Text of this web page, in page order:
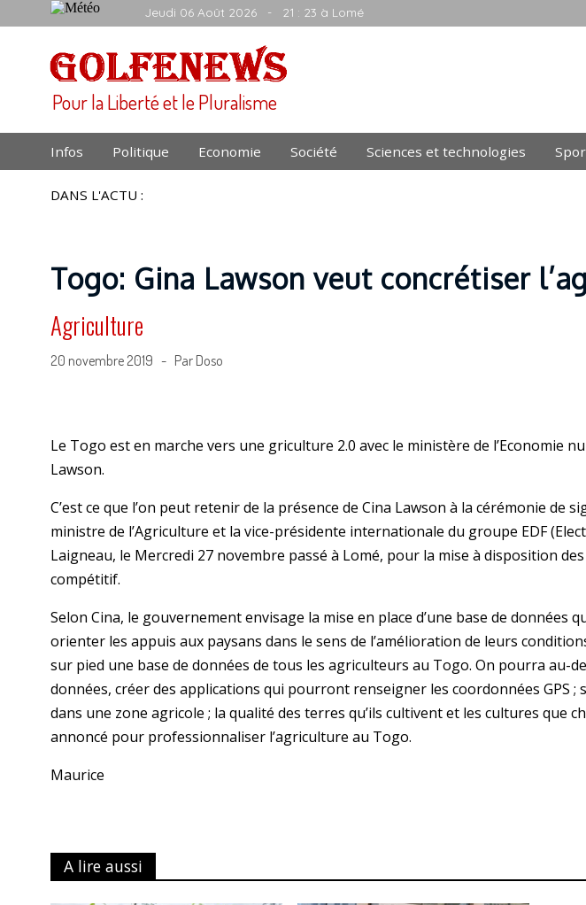
Jeudi 06 Août 2026 - 21 : 23 à Lomé
Pour la Liberté et le Pluralisme
Infos Politique Economie Société Sciences et technologies
DANS L'ACTU :
Togo: Gina Lawson veut concrétiser
Agriculture
20 novembre 2019 - Par Doso
Le Togo est en marche vers une griculture 2.0 avec le ministère de l’Economie
Lawson.
C’est ce que l’on peut retenir de la présence de Cina Lawson à la cérémonie de
ministre de l’Agriculture et la vice-présidente internationale du groupe EDF
Laigneau, le Mercredi 27 novembre passé à Lomé, pour la mise à disposition
compétitif.
Selon Cina, le gouvernement envisage la mise en place d’une base de données
orienter les appuis aux paysans dans le sens de l’amélioration de leurs
sur pied une base de données de tous les agriculteurs au Togo. On pourra au-
données, créer des applications qui pourront renseigner les coordonnées GPS ;
dans une zone agricole ; la qualité des terres qu’ils cultivent et les cultures que
annoncé pour professionnaliser l’agriculture au Togo.
Maurice
A lire aussi